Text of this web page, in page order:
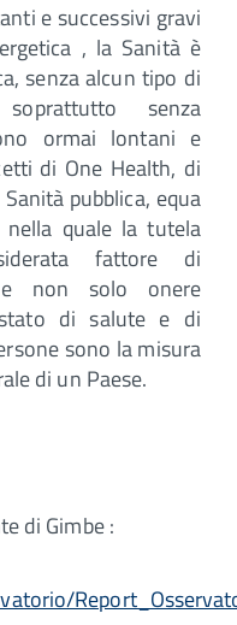
e successivi gravi
, la Sanità è
senza alcun tipo di
senza
ormai lontani e
di One Health, di
pubblica, equa
nella quale la tutela
fattore di
e non solo onere
di salute e di
sono la misura
di un Paese.
di Gimbe :